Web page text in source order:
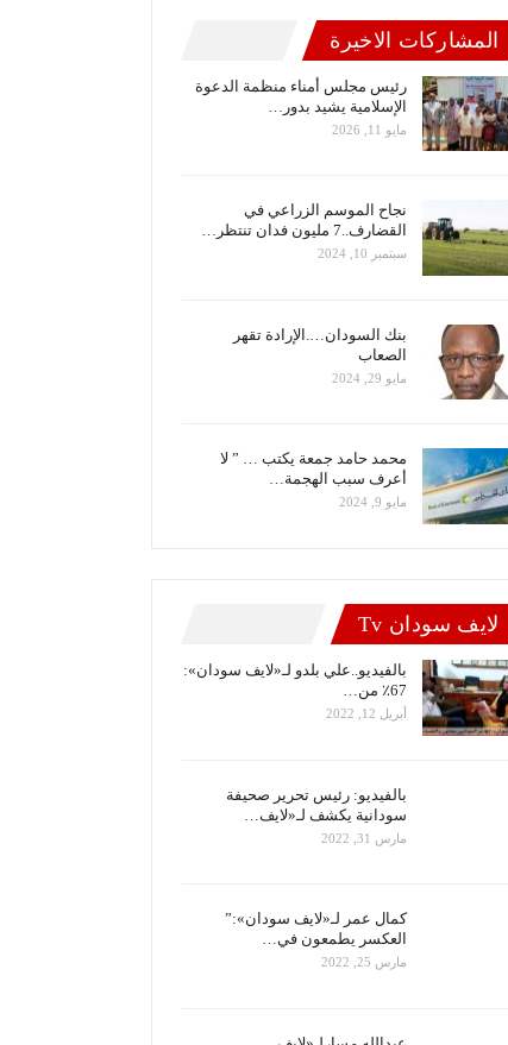
المشاركات الاخيرة
رئيس مجلس أمناء منظمة الدعوة
الإسلامية يشيد بدور…
مايو 11, 2026
نجاح الموسم الزراعي في
القضارف..7 مليون فدان تنتظر…
سبتمبر 10, 2024
بنك السودان….الإرادة تقهر
الصعاب
مايو 29, 2024
محمد حامد جمعة يكتب … ” لا
أعرف سبب الهجمة…
مايو 9, 2024
لايف سودان Tv
بالفيديو..علي بلدو لـ«لايف سودان»:
67٪ من…
أبريل 12, 2022
بالفيديو: رئيس تحرير صحيفة
سودانية يكشف لـ«لايف…
مارس 31, 2022
كمال عمر لـ«لايف سودان»:”
العكسر يطمعون في…
مارس 25, 2022